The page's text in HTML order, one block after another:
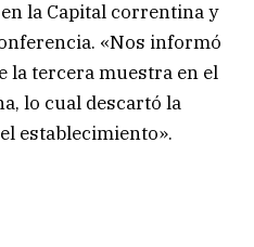
la Capital correntina y
«Nos informó
la tercera muestra en el
lo cual descartó la
establecimiento».